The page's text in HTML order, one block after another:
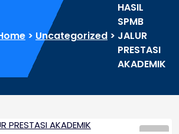
> Uncategorized >
HASIL
SPMB
JALUR
PRESTASI
AKADEMIK